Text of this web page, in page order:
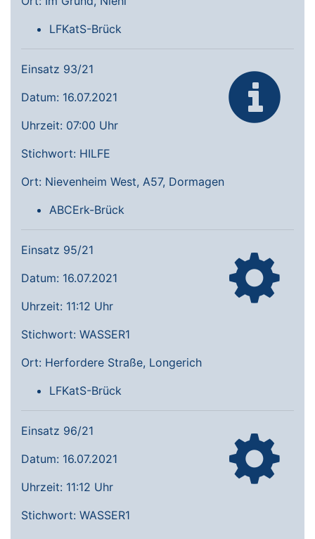
LFKatS-Brück
Einsatz 93/21
Datum: 16.07.2021
Uhrzeit: 07:00 Uhr
Stichwort: HILFE
Ort: Nievenheim West, A57, Dormagen
ABCErk-Brück
Einsatz 95/21
Datum: 16.07.2021
Uhrzeit: 11:12 Uhr
Stichwort: WASSER1
Ort: Herfordere Straße, Longerich
LFKatS-Brück
Einsatz 96/21
Datum: 16.07.2021
Uhrzeit: 11:12 Uhr
Stichwort: WASSER1